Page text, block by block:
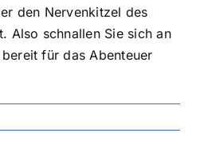
den Nervenkitzel des
Also schnallen Sie sich an
bereit für dasAbenteuer